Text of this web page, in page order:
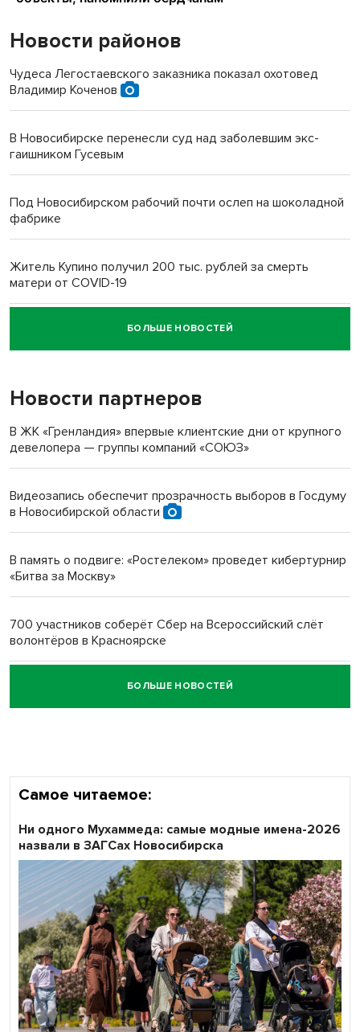
Новости районов
Чудеса Легостаевского заказника показал охотовед
Владимир Коченов
В Новосибирске перенесли суд над заболевшим экс-
гаишником Гусевым
Под Новосибирском рабочий почти ослеп на шоколадной
фабрике
Житель Купино получил 200 тыс. рублей за смерть
матери от COVID-19
Новосибирский суд наказал водителя за смерть
пенсионерки на вокзале
«Мы живём на пастбище!»: в новосибирском селе лошади
терроризируют жителей
Инвалид получил условный срок за избиение врачей
Новосибирский преподаватель с женой вошли в топ-16
Обновлённое отделение ВТБ открылось в Искитиме
БОЛЬШЕ НОВОСТЕЙ
Новости партнеров
В ЖК «Гренландия» впервые клиентские дни от крупного
девелопера — группы компаний «СОЮЗ»
Видеозапись обеспечит прозрачность выборов в Госдуму
в Новосибирской области
В память о подвиге: «Ростелеком» проведет кибертурнир
«Битва за Москву»
700 участников соберёт Сбер на Всероссийский слёт
волонтёров в Красноярске
Честный выбор: видеонаблюдение обеспечит
объективность результатов ЕДГ в Новосибирской
БОЛЬШЕ НОВОСТЕЙ
Самое читаемое:
Ни одного Мухаммеда: самые модные имена-2026
назвали в ЗАГСах Новосибирска